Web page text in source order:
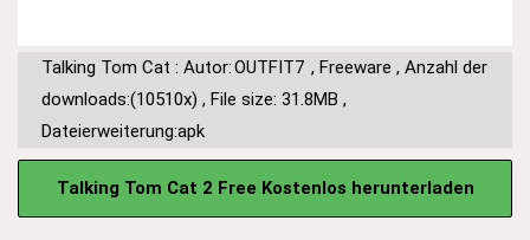
Talking Tom Cat : Autor:OUTFIT7 , Freeware , Anzahl der
downloads:(10510x) , File size: 31.8MB ,
Dateierweiterung:apk
Talking Tom Cat 2 Free Kostenlos herunterladen